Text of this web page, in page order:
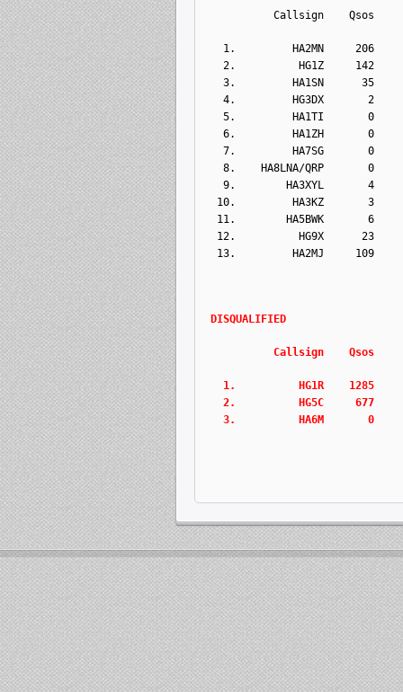
Callsign    Qsos
1.         HA2MN     206
2.          HG1Z     142
3.         HA1SN      35
4.         HG3DX       2
5.         HA1TI       0
6.         HA1ZH       0
7.         HA7SG       0
8.    HA8LNA/QRP       0
9.        HA3XYL       4
10.         HA3KZ       3
11.        HA5BWK       6
12.          HG9X      23
13.         HA2MJ     109
DISQUALIFIED
Callsign    Qsos
1.          HG1R    1285
2.          HG5C     677
3.          HA6M       0